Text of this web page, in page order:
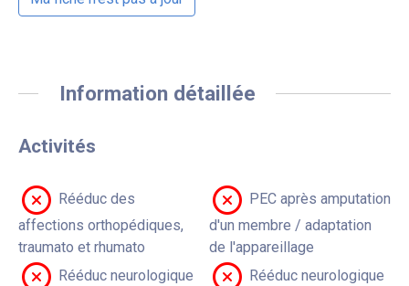
Information détaillée
Activités
Rééduc des
affections orthopédiques,
traumato et rhumato
PEC après amputation
d'un membre / adaptation
de l'appareillage
Rééduc neurologique
Rééduc neurologique